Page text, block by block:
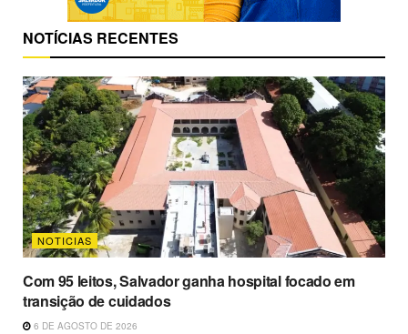
NOTÍCIAS RECENTES
NOTICIAS
Com 95 leitos, Salvador ganha hospital focado em
transição de cuidados
6 DE AGOSTO DE 2026